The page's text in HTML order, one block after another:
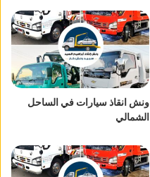
ونش انقاذ سيارات في الساحل
الشمالي